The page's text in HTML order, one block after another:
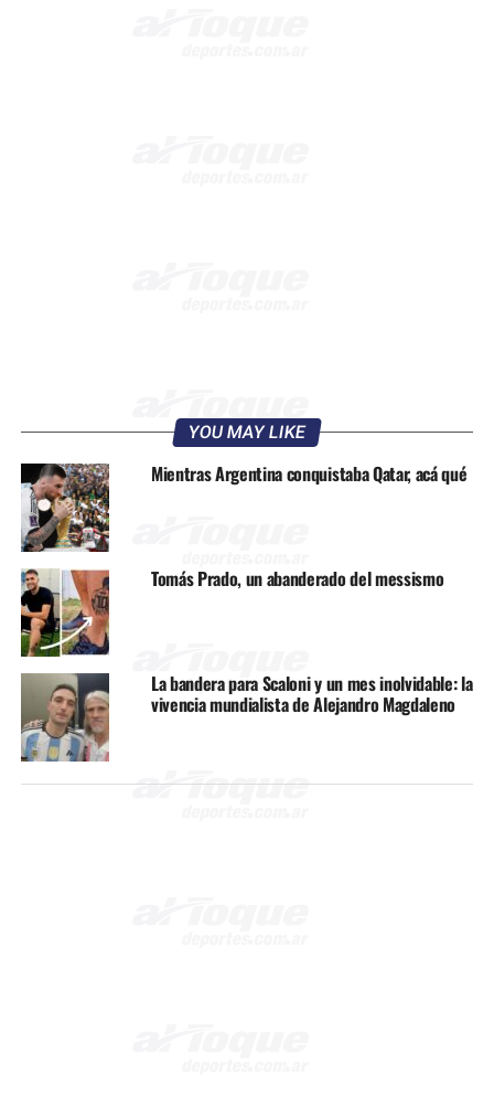
YOU MAY LIKE
Mientras Argentina conquistaba Qatar, acá qué
Tomás Prado, un abanderado del messismo
La bandera para Scaloni y un mes inolvidable: la
vivencia mundialista de Alejandro Magdaleno